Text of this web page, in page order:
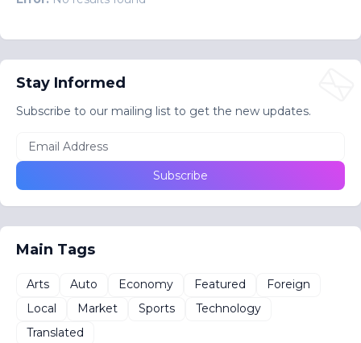
Stay Informed
Subscribe to our mailing list to get the new updates.
Main Tags
Arts Auto Economy Featured
Foreign
Local
Market Sports
Technology
Translated